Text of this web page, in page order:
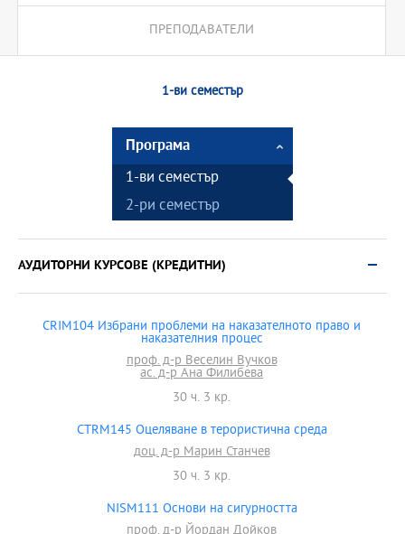
ПРЕПОДАВАТЕЛИ
1-ви семестър
Програма
1-ви семестър
2-ри семестър
АУДИТОРНИ КУРСОВЕ (КРЕДИТНИ)
CRIM104 Избрани проблеми на наказателното право и
наказателния процес
проф. д-р Веселин Вучков
ас. д-р Ана Филибева
30 ч. 3 кр.
CTRM145 Оцеляване в терористична среда
доц. д-р Марин Станчев
30 ч. 3 кр.
NISM111 Основи на сигурността